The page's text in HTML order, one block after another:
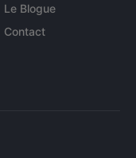
Le Blogue
Contact